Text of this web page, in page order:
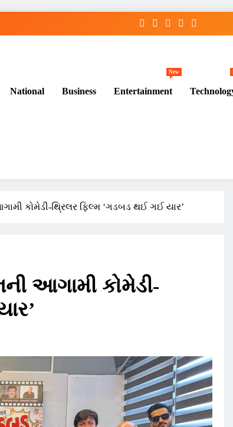
National Business Entertainment
New
કોમેડી-થ્રિલર ફિલ્મ ‘ગડબડ થઈ ગઈ યાર’
આગામી કોમેડી-
ડો. મિતાલી નાગ (આર્ક ઇવેન્ટ્સ) દ્વારા
કિશોર કુમારની જન્મજયંતિ નિમિત્તે
સંગીતમય શ્રદ્ધાંજલિ
August 1, 2026